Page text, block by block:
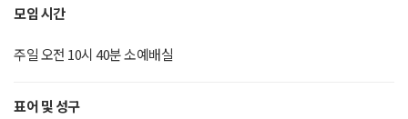
모임 시간
주일 오전 10시 40분 소예배실
표어 및 성구